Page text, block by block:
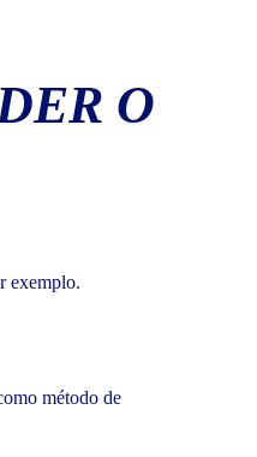
O
exemplo.
método de